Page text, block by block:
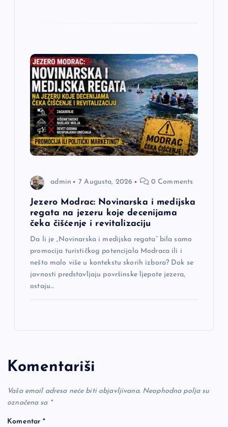
admin 7 Augusta, 2026 0 Comments
Jezero Modrac: Novinarska i medijska
regata na jezeru koje decenijama
čeka čišćenje i revitalizaciju
Da li je „Novinarska i medijska regata“ bila samo
promocija turističkog potencijala Modraca ili i
nešto malo više u kontekstu skorih izbora? Dok se
javnosti predstavljaju površinske ljepote jezera,
ostaju…
Komentariši
Vaša email adresa neće biti objavljivana. Neophodna polja su
označena sa *
Komentar*